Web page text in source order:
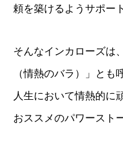
頼を築けるようサポー
そんなインカローズは
（情熱のバラ）」とも
人生において情熱的に
おススメのパワースト